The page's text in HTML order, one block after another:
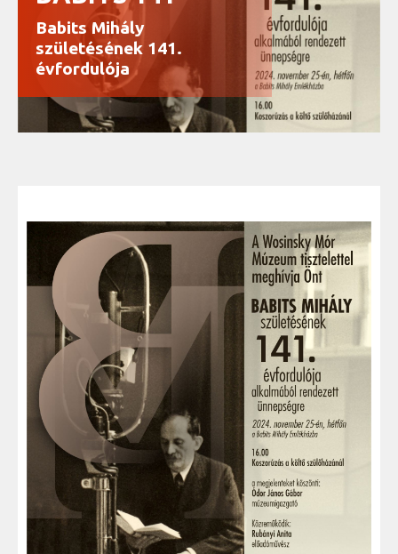
Babits Mihály
születésének 141.
évfordulója